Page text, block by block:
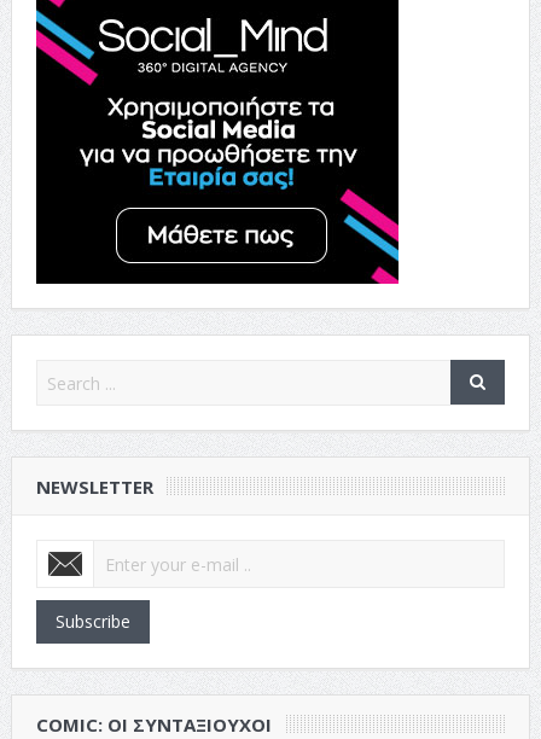
NEWSLETTER
Subscribe
COMIC: ΟΙ ΣΥΝΤΑΞΙΟΎΧΟΙ